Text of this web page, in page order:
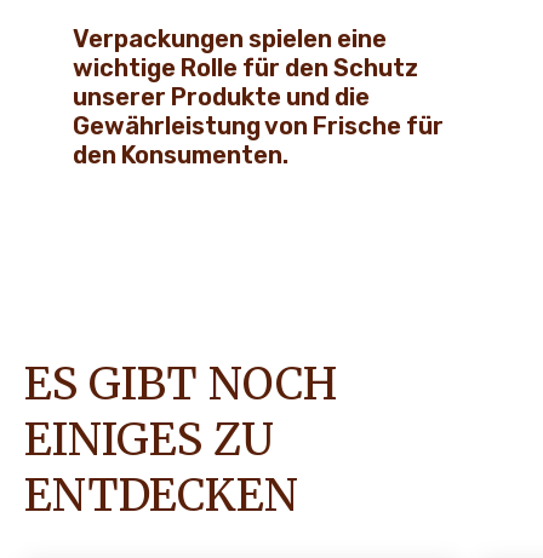
Verpackungen spielen eine
wichtige Rolle für den Schutz
unserer Produkte und die
Gewährleistung von Frische für
den Konsumenten.
ES GIBT NOCH
EINIGES ZU
ENTDECKEN